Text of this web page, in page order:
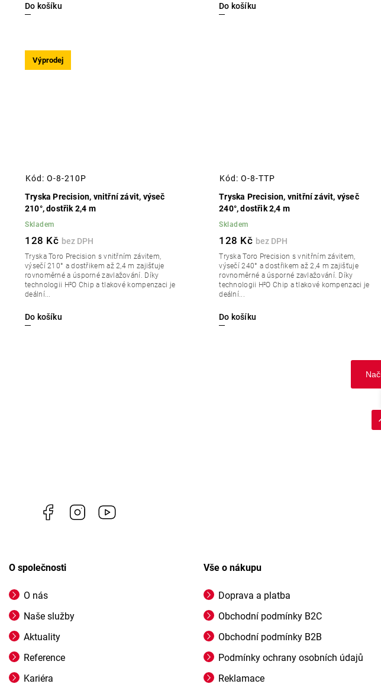
Do košíku Do košíku
Výprodej
Tryska Precision, vnitřní závit, výseč
210°, dostřik 2,4 m
Skladem
128 Kč
Do košíku
Tryska Toro Precision s vnitřním závitem,
výsečí 210° a dostřikem až 2,4 m zajišťuje
rovnoměrné a úsporné zavlažování. Díky
technologii H²O Chip a tlakové kompenzaci je
deální...
Kód: O-8-210P
Tryska Precision, vnitřní závit, výseč
240°, dostřik 2,4 m
Skladem
128 Kč
Do košíku
Tryska Toro Precision s vnitřním závitem,
výsečí 240° a dostřikem až 2,4 m zajišťuje
rovnoměrné a úsporné zavlažování. Díky
technologii H²O Chip a tlakové kompenzaci je
deální...
Kód:O-8-TTP
Facebook Instagram
O společnosti
O nás
Naše služby
Aktuality
Reference
Kariéra
Vše o nákupu
Doprava a platba
Obchodní podmínky B2C
Obchodní podmínky B2B
Podmínky ochrany osobních údajů
Reklamace